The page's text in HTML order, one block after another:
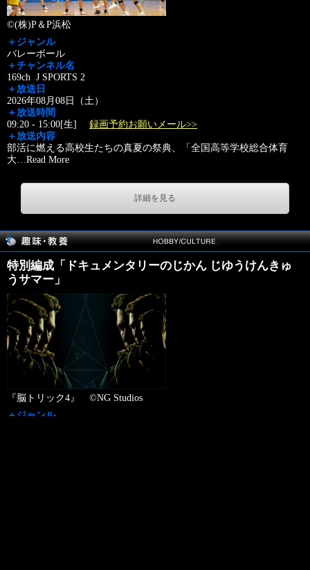
©(株)P＆P浜松
＋ジャンル
バレーボール
＋チャンネル名
169ch J SPORTS 2
＋放送日
2026年08月08日（土）
＋放送時間
09:20 - 15:00[生] 録画予約お願いメール>>
＋放送内容
部活に燃える高校生たちの真夏の祭典、「全国高等学校総合体育
大…Read More
詳細を見る
特別編成「ドキュメンタリーのじかん じゆうけんきゅ
うサマー」
『脳トリック4』 ©NG Studios
＋ジャンル